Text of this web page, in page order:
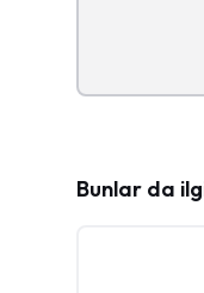
Bunlar da